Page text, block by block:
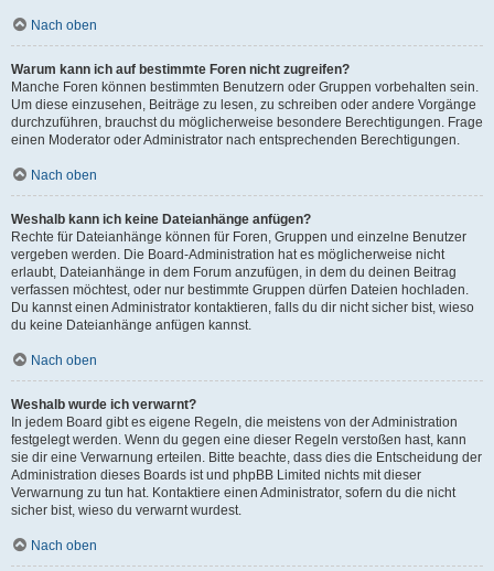
Nach oben
Warum kann ich auf bestimmte Foren nicht zugreifen?
Manche Foren können bestimmten Benutzern oder Gruppen vorbehalten sein.
Um diese einzusehen, Beiträge zu lesen, zu schreiben oder andere Vorgänge
durchzuführen, brauchst du möglicherweise besondere Berechtigungen. Frage
einen Moderator oder Administrator nach entsprechenden Berechtigungen.
Nach oben
Weshalb kann ich keine Dateianhänge anfügen?
Rechte für Dateianhänge können für Foren, Gruppen und einzelne Benutzer
vergeben werden. Die Board-Administration hat es möglicherweise nicht
erlaubt, Dateianhänge in dem Forum anzufügen, in dem du deinen Beitrag
verfassen möchtest, oder nur bestimmte Gruppen dürfen Dateien hochladen.
Du kannst einen Administrator kontaktieren, falls du dir nicht sicher bist, wieso
du keine Dateianhänge anfügen kannst.
Nach oben
Weshalb wurde ich verwarnt?
In jedem Board gibt es eigene Regeln, die meistens von der Administration
festgelegt werden. Wenn du gegen eine dieser Regeln verstoßen hast, kann
sie dir eine Verwarnung erteilen. Bitte beachte, dass dies die Entscheidung der
Administration dieses Boards ist und phpBB Limited nichts mit dieser
Verwarnung zu tun hat. Kontaktiere einen Administrator, sofern du die nicht
sicher bist, wieso du verwarnt wurdest.
Nach oben